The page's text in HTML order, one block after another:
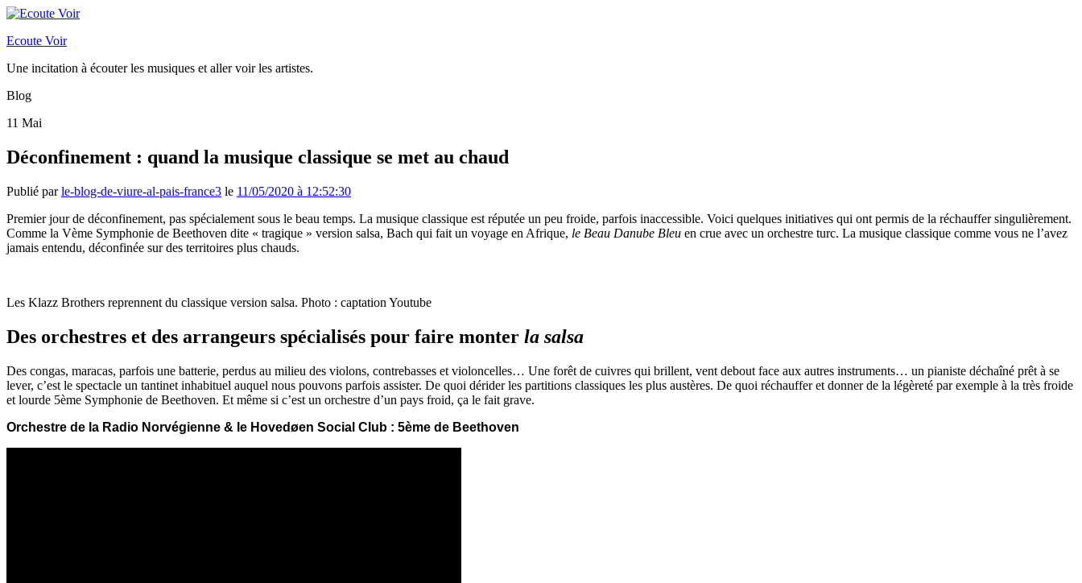
Ecoute Voir
Une incitation à écouter les musiques et aller voir les artistes.
Blog
11 Mai
Déconfinement : quand la musique classique se met au chaud
Publié parle-blog-de-viure-al-pais-france3 le 11/05/2020 à 12:52:30
Premier jour de déconfinement, pas spécialement sous le beau temps. La musique classique est réputée un peu froide, parfois inaccessible. Voici quelques initiatives qui ont permis de la réchauffer singulièrement.
Comme la Vème Symphonie de Beethoven dite « tragique » version salsa, Bach qui fait un voyage en Afrique, le Beau Danube Bleu en crue avec un orchestre turc. La musique classique comme vous ne l’avez
jamais entendu, déconfinée sur des territoires plus chauds.
Les Klazz Brothers reprennent du classique version salsa. Photo : captation Youtube
Des orchestres et des arrangeurs spécialisés pour faire monter la salsa
Des congas, maracas, parfois une batterie, perdus au milieu des violons, contrebasses et violoncelles… Une forêt de cuivres qui brillent, vent debout face aux autres instruments… un pianiste déchaîné prêt à se
lever, c’est le spectacle un tantinet inhabituel auquel nous pouvons parfois assister. De quoi dérider les partitions classiques les plus austères. De quoi réchauffer et donner de la légèreté par exemple à la très froide
et lourde 5ème Symphonie de Beethoven. Et même si c’est un orchestre d’un pays froid, ça le fait grave.
Orchestre de la Radio Norvégienne & le Hovedøen Social Club : 5ème de Beethoven